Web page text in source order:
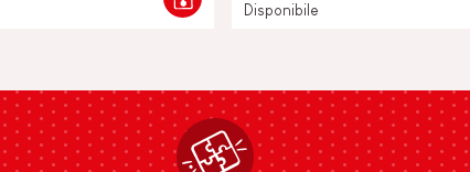
Disponibile